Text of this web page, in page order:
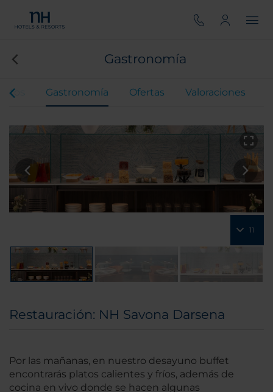
Gastronomía
Gastronomía Ofertas Valoraciones
11
Restauración: NH Savona Darsena
Por las mañanas, en nuestro desayuno buffet
encontrarás platos calientes y fríos, además de
cocina en vivo donde se hacen algunas